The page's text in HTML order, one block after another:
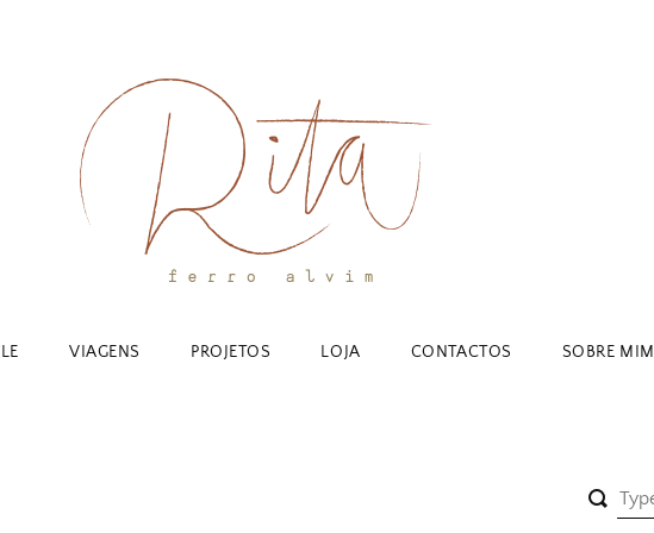
VIAGENS PROJETOS LOJA CONTACTOS SOBRE MIM